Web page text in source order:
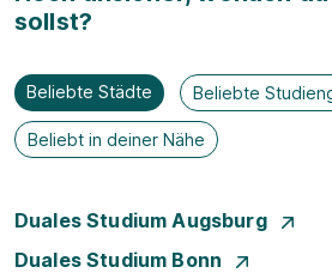
sollst?
Beliebte Städte Beliebte
Beliebt in deiner Nähe
Duales Studium Augsburg
Duales Studium Bonn